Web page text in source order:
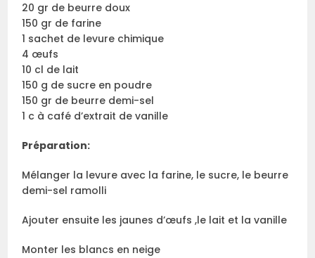
20 gr de beurre doux
150 gr de farine
1 sachet de levure chimique
4 œufs
10 cl de lait
150 g de sucre en poudre
150 gr de beurre demi-sel
1 c à café d’extrait de vanille
Préparation:
Mélanger la levure avec la farine, le sucre, le beurre
demi-sel ramolli
Ajouter ensuite les jaunes d’œufs ,le lait et la vanille
Monter les blancs en neige